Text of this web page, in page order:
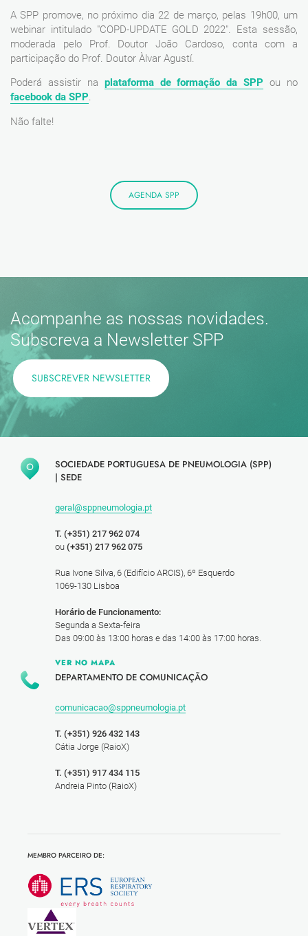
A SPP promove, no próximo dia 22 de março, pelas 19h00, um
webinar intitulado "COPD-UPDATE GOLD 2022". Esta sessão,
moderada pelo Prof. Doutor João Cardoso, conta com a
participação do Prof. Doutor Àlvar Agustí.
Poderá assistir na plataforma de formação da SPP ou no
facebook da SPP.
Não falte!
AGENDA SPP
Acompanhe as nossas novidades.
Subscreva a Newsletter SPP
SUBSCREVER NEWSLETTER
SOCIEDADE PORTUGUESA DE PNEUMOLOGIA (SPP)
| SEDE
geral@sppneumologia.pt
T. (+351) 217 962 074
ou (+351) 217 962 075
Rua Ivone Silva, 6 (Edifício ARCIS), 6º Esquerdo
1069-130 Lisboa
Horário de Funcionamento:
Segunda a Sexta-feira
Das 09:00 às 13:00 horas e das 14:00 às 17:00 horas.
VER NO MAPA
DEPARTAMENTO DE COMUNICAÇÃO
comunicacao@sppneumologia.pt
T. (+351) 926 432 143
Cátia Jorge (RaioX)
T. (+351) 917 434 115
Andreia Pinto (RaioX)
MEMBRO PARCEIRO DE: